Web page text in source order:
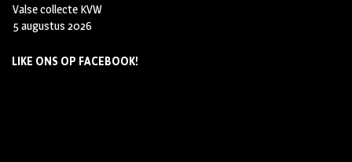
Valse collecte KVW
5 augustus 2026
LIKE ONS OP FACEBOOK!